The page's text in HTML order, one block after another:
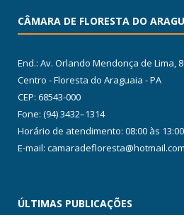
CÂMARA DE FLORESTA DO
End.: Av. Orlando Mendonça de Lima,
Centro - Floresta do Araguaia - PA
CEP: 68543-000
Fone: (94) 3432–1314
Horário de atendimento: 08:00 às 13:00
E-mail: camaradefloresta@hotmail.com
ÚLTIMAS PUBLICAÇÕES